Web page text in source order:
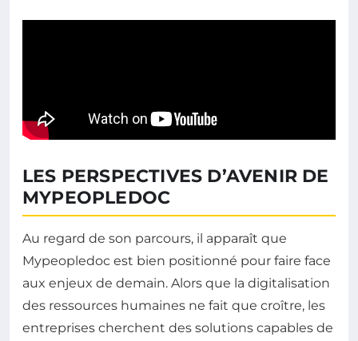
LES PERSPECTIVES D’AVENIR DE
MYPEOPLEDOC
Au regard de son parcours, il apparaît que
Mypeopledoc est bien positionné pour faire face
aux enjeux de demain. Alors que la digitalisation
des ressources humaines ne fait que croître, les
entreprises cherchent des solutions capables de